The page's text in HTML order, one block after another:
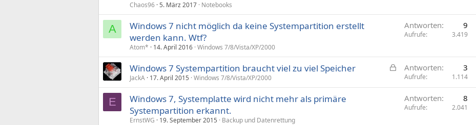
Chaos96 5. März 2017 Notebooks
A
Windows 7 nicht möglich da keine Systempartition erstellt
werden kann. Wtf?
Atom* 14. April 2016 Windows 7/8/Vista/XP/2000
Antworten 9
Aufrufe 3.419
G
s
Windows 7 Systempartition braucht viel zu viel Speicher
JackA 17. April 2015 Windows 7/8/Vista/XP/2000
Antworten 3
Aufrufe 1.114
E
Windows 7, Systemplatte wird nicht mehr als primäre
Systempartition erkannt.
ErnstWG 19. September 2015 Backup und Datenrettung
Antworten 8
Aufrufe 2.041